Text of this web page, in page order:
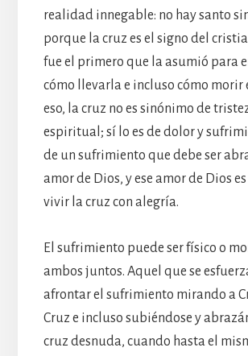
realidad innegable: no hay santo
porque la cruz es el signo del
fue el primero que la asumió para
cómo llevarla e incluso cómo morir
eso, la cruz no es sinónimo de
espiritual; sí lo es de dolor y
de un sufrimiento que debe ser
amor de Dios, y ese amor de Dios
vivir la cruz con alegría.
El sufrimiento puede ser físico o
ambos juntos. Aquel que se
afrontar el sufrimiento mirando a
Cruz e incluso subiéndose y
cruz desnuda, cuando hasta el